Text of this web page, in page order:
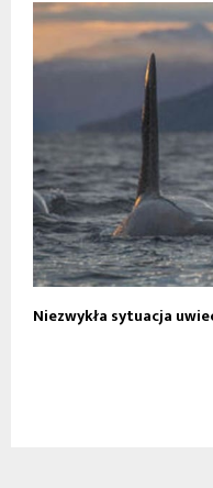
Niezwykła sytuacja